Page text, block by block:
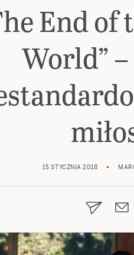
End
World”
15 STYCZNIA 2018